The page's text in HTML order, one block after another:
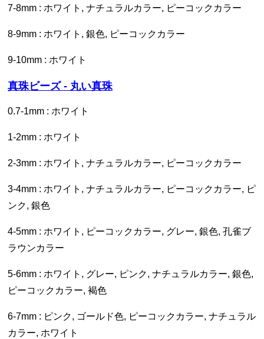
7-8mm : ホワイト, ナチュラルカラー, ピーコックカラー
8-9mm : ホワイト, 銀色, ピーコックカラー
9-10mm : ホワイト
真珠ビーズ - 丸い真珠
0.7-1mm : ホワイト
1-2mm : ホワイト
2-3mm : ホワイト, ナチュラルカラー, ピーコックカラー
3-4mm : ホワイト, ナチュラルカラー, ピーコックカラー, ピ
ンク, 銀色
4-5mm : ホワイト, ピーコックカラー, グレー, 銀色, 孔雀ブ
ラウンカラー
5-6mm : ホワイト, グレー, ピンク, ナチュラルカラー, 銀色,
ピーコックカラー, 褐色
6-7mm : ピンク, ゴールド色, ピーコックカラー, ナチュラル
カラー, ホワイト